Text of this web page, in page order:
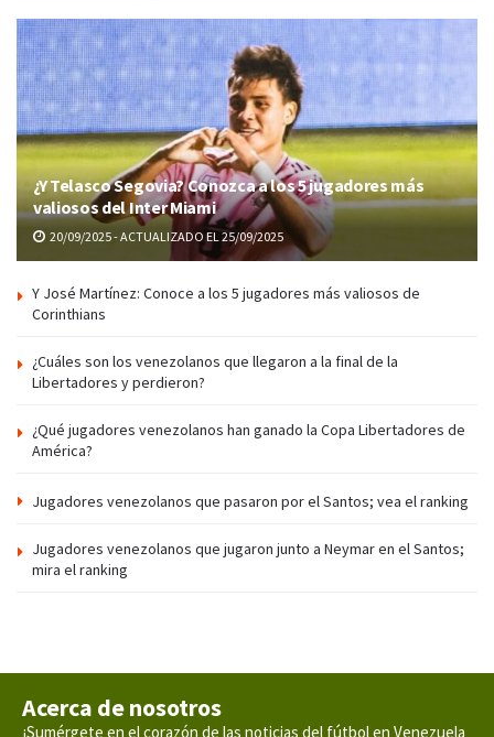
¿Y Telasco Segovia? Conozca a los 5 jugadores más
valiosos del Inter Miami
20/09/2025 - ACTUALIZADO EL 25/09/2025
Y José Martínez: Conoce a los 5 jugadores más valiosos de
Corinthians
¿Cuáles son los venezolanos que llegaron a la final de la
Libertadores y perdieron?
¿Qué jugadores venezolanos han ganado la Copa Libertadores de
América?
Jugadores venezolanos que pasaron por el Santos; vea el ranking
Jugadores venezolanos que jugaron junto a Neymar en el Santos;
mira el ranking
Acerca de nosotros
¡Sumérgete en el corazón de las noticias del fútbol en Venezuela